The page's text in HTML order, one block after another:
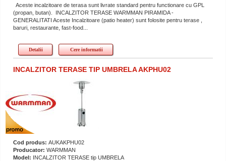
Aceste incalzitoare de terasa sunt livrate standard pentru functionare cu GPL
(propan, butan). INCALZITOR TERASE WARMMAN PIRAMIDA -
GENERALITATI Aceste Incalzitoare (patio heater) sunt folosite pentru terase ,
baruri, restaurante, fast-food...
Detalii Cere informatii
INCALZITOR TERASE TIP UMBRELA AKPHU02
Cod produs: AUKAKPHU02
Producator: WARMMAN
Model: INCALZITOR TERASE tip UMBRELA